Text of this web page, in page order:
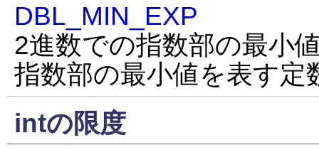
DBL_MIN_EXP
2進数での指数部の最小
指数部の最小値を表す定
intの限度